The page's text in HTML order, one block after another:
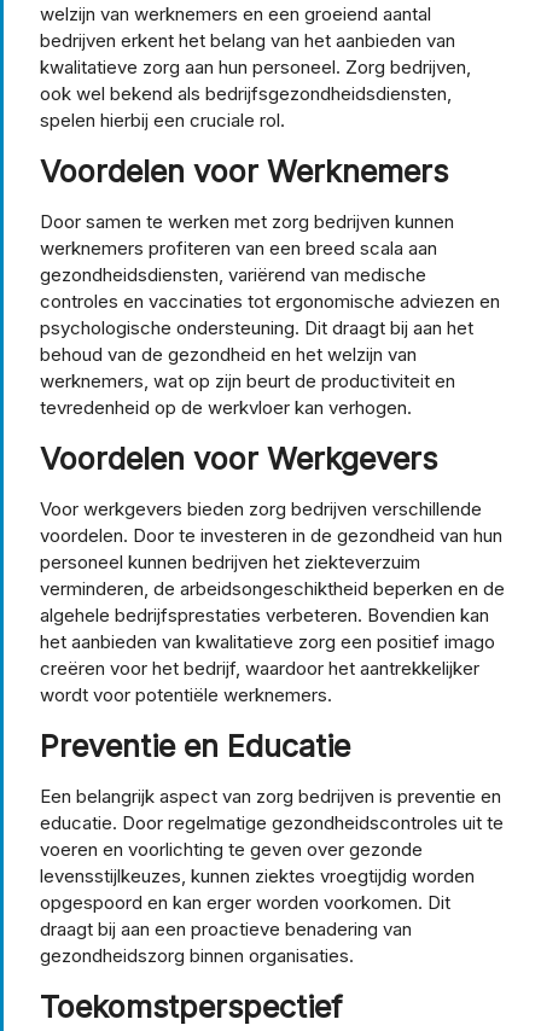
welzijn van werknemers en een groeiend aantal
bedrijven erkent het belang van het aanbieden van
kwalitatieve zorg aan hun personeel. Zorg bedrijven,
ook wel bekend als bedrijfsgezondheidsdiensten,
spelen hierbij een cruciale rol.
Voordelen voor Werknemers
Door samen te werken met zorg bedrijven kunnen
werknemers profiteren van een breed scala aan
gezondheidsdiensten, variërend van medische
controles en vaccinaties tot ergonomische adviezen en
psychologische ondersteuning. Dit draagt bij aan het
behoud van de gezondheid en het welzijn van
werknemers, wat op zijn beurt de productiviteit en
tevredenheid op de werkvloer kan verhogen.
Voordelen voor Werkgevers
Voor werkgevers bieden zorg bedrijven verschillende
voordelen. Door te investeren in de gezondheid van hun
personeel kunnen bedrijven het ziekteverzuim
verminderen, de arbeidsongeschiktheid beperken en de
algehele bedrijfsprestaties verbeteren. Bovendien kan
het aanbieden van kwalitatieve zorg een positief imago
creëren voor het bedrijf, waardoor het aantrekkelijker
wordt voor potentiële werknemers.
Preventie en Educatie
Een belangrijk aspect van zorg bedrijven is preventie en
educatie. Door regelmatige gezondheidscontroles uit te
voeren en voorlichting te geven over gezonde
levensstijlkeuzes, kunnen ziektes vroegtijdig worden
opgespoord en kan erger worden voorkomen. Dit
draagt bij aan een proactieve benadering van
gezondheidszorg binnen organisaties.
Toekomstperspectief